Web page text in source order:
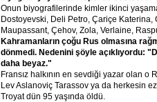
Onun biyografilerinde kimler ikinci
Dostoyevski, Deli Petro, Çariçe Katerina,
Maupassant, Çehov, Zola, Verlaine,
Kahramanların çoğu Rus olmasına
dönmedi. Nedenini şöyle açıklıyordu:
daha beyaz."
Fransız halkının en sevdiği yazar olan o
Lev Aslanoviç Tarassov ya da herkesin
Troyat dün 95 yaşında öldü.